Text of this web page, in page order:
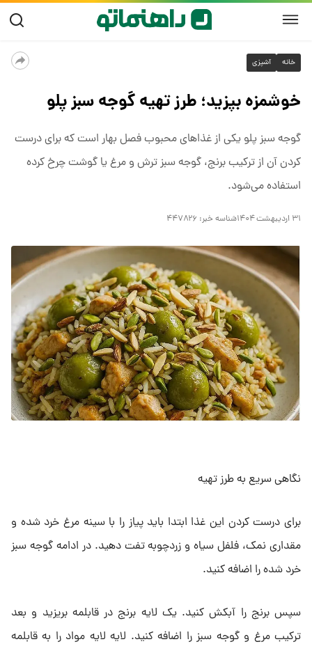
خانه آشپزی
خوشمزه بپزید؛ طرز تهیه گوجه سبز پلو
گوجه سبز پلو یکی از غذاهای محبوب فصل بهار است که برای درست
کردن آن از ترکیب برنج، گوجه سبز ترش و مرغ یا گوشت چرخ کرده
استفاده می‌شود.
۳۱ اردیبهشت ۱۴۰۴ شناسه خبر: ۴۴۷۸۲۶
نگاهی سریع به طرز تهیه
برای درست کردن این غذا ابتدا باید پیاز را با سینه مرغ خرد شده و
مقداری نمک، فلفل سیاه و زردچوبه تفت دهید. در ادامه گوجه سبز
خرد شده را اضافه کنید.
سپس برنج را آبکش کنید. یک لایه برنج در قابلمه بریزید و بعد
ترکیب مرغ و گوجه سبز را اضافه کنید. لایه لایه مواد را به قابلمه